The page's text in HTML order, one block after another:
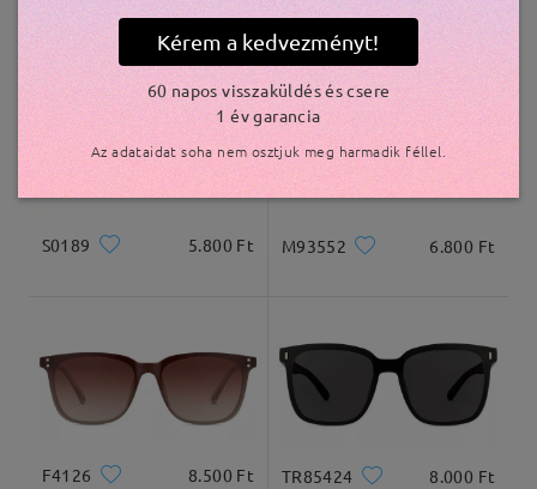
szállítási idő
5-7 munkanap részletek
Kiszállítva
Hasonló keretek
S0189 5.800 Ft M93552 6.800 Ft
F4126 8.500 Ft TR85424 8.000 Ft
Kérem a kedvezményt!
60 napos visszaküldés és csere
1 év garancia
Az adataidat soha nem osztjuk meg harmadik féllel.